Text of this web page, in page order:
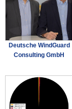
Deutsche WindGuard
Consulting GmbH